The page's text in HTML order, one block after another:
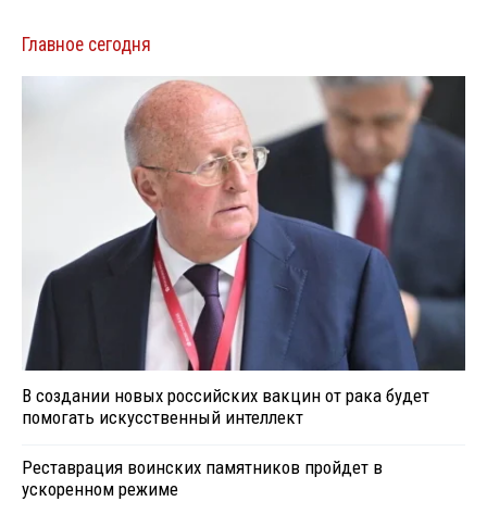
Главное сегодня
В создании новых российских вакцин от рака будет
помогать искусственный интеллект
Реставрация воинских памятников пройдет в
ускоренном режиме